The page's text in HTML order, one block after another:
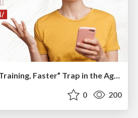
0 200